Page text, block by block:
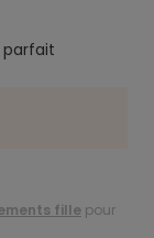
fille pour